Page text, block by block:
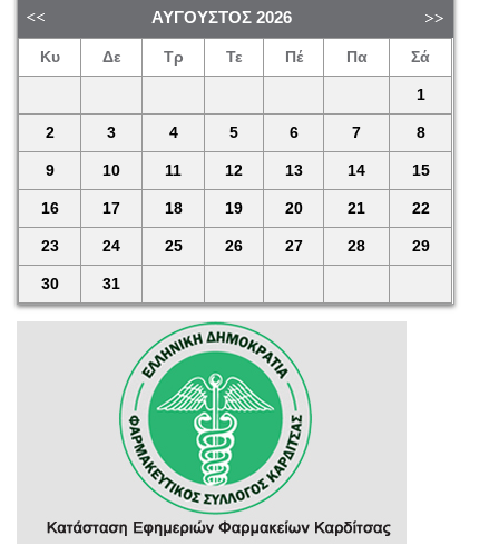
ΑΎΓΟΥΣΤΟΣ 2026
Κυ Δε Τρ Τε Πέ Πα Σά
1
2 3 4 5 6 7 8
9 10 11 12 13 14 15
16 17 18 19 20 21 22
23 24 25 26 27 28 29
30 31